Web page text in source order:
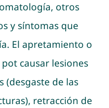
otros
y síntomas que
El apretamiento o
causar lesiones
(desgaste de las
retracción de